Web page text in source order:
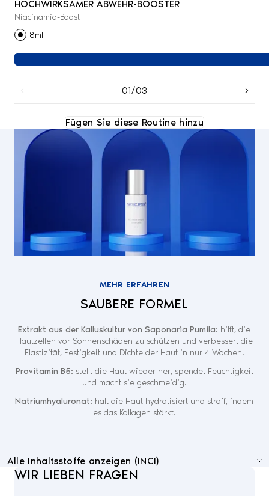
HOCHWIRKSAMER ABWEHR-BOOSTER
Niacinamid-Boost
8ml
01/03
Fügen Sie diese Routine hinzu
MEHR ERFAHREN
SAUBERE FORMEL
Extrakt aus der Kalluskultur von Saponaria Pumila: hilft, die
Hautzellen vor Sonnenschäden zu schützen und verbessert die
Elastizität, Festigkeit und Dichte der Haut in nur 4 Wochen.
Provitamin B5: stellt die Haut wieder her, spendet Feuchtigkeit
und macht sie geschmeidig.
Natriumhyaluronat: hält die Haut hydratisiert und straff, indem
es das Kollagen stärkt.
Alle Inhaltsstoffe anzeigen (INCI)
Aqua (water), glycerin, niacinamide, butylene glycol,
acetyl glucosamine, propanediol, phenoxyethanol,
WIR LIEBEN FRAGEN